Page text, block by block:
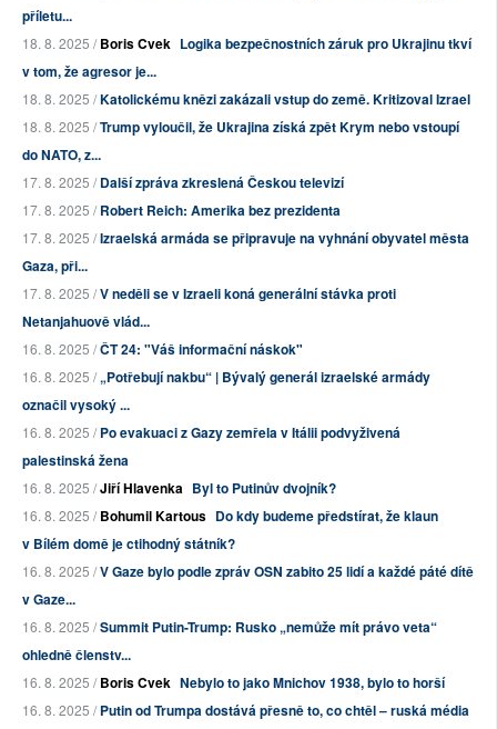
příletu...
18. 8. 2025 /Boris Cvek Logika bezpečnostních záruk pro Ukrajinu tkví
v tom, že agresor je...
18. 8. 2025 /Katolickému knězi zakázali vstup do země. Kritizoval Izrael
18. 8. 2025 /Trump vyloučil, že Ukrajina získá zpět Krym nebo vstoupí
do NATO, z...
17. 8. 2025 /Další zpráva zkreslená Českou televizí
17. 8. 2025 /Robert Reich: Amerika bez prezidenta
17. 8. 2025 /Izraelská armáda se připravuje na vyhnání obyvatel města
Gaza, při...
17. 8. 2025 /V neděli se v Izraeli koná generální stávka proti
Netanjahuově vlád...
16. 8. 2025 /ČT 24: "Váš informační náskok"
16. 8. 2025 /„Potřebují nakbu“ | Bývalý generál izraelské armády
označil vysoký ...
16. 8. 2025 /Po evakuaci z Gazy zemřela v Itálii podvyživená
palestinská žena
16. 8. 2025 /Jiří Hlavenka Byl to Putinův dvojník?
16. 8. 2025 /Bohumil Kartous Do kdy budeme předstírat, že klaun
v Bílém domě je ctihodný státník?
16. 8. 2025 /V Gaze bylo podle zpráv OSN zabito 25 lidí a každé páté dítě
v Gaze...
16. 8. 2025 /Summit Putin-Trump: Rusko „nemůže mít právo veta“
ohledně členstv...
16. 8. 2025 /Boris Cvek Nebylo to jako Mnichov 1938, bylo to horší
16. 8. 2025 /Putin od Trumpa dostává přesně to, co chtěl – ruská média